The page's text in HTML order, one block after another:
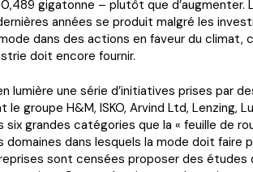
0,489 gigatonne – plutôt que d’augmenter.
années se produit malgré les
dans des actions en faveur du climat,
doit encore fournir.
lumière une série d’initiatives prises par
le groupe H&M, ISKO, Arvind Ltd, Lenzing,
six grandes catégories que la « feuille de
dans lesquels la mode doit faire
sont censées proposer des études